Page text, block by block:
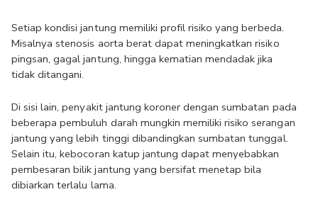
Setiap kondisi jantung memiliki profil risiko yang berbeda.
Misalnya stenosis aorta berat dapat meningkatkan risiko
pingsan, gagal jantung, hingga kematian mendadak jika
tidak ditangani.
Di sisi lain, penyakit jantung koroner dengan sumbatan pada
beberapa pembuluh darah mungkin memiliki risiko serangan
jantung yang lebih tinggi dibandingkan sumbatan tunggal.
Selain itu, kebocoran katup jantung dapat menyebabkan
pembesaran bilik jantung yang bersifat menetap bila
dibiarkan terlalu lama.